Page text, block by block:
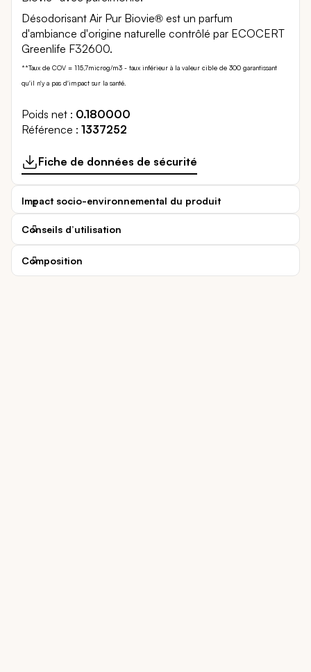
Désodorisant Air Pur Biovie® est un parfum
d'ambiance d'origine naturelle contrôlé par ECOCERT
Greenlife F32600.
**Taux de COV = 115,7microg/m3 - taux inférieur à la valeur cible de 300 garantissant
qu'il n'y a pas d'impact sur la santé.
Poids net
0.180000
Référence
1337252
Fiche de données de sécurité
Impact socio-environnemental du produit
Conseils d’utilisation
Composition